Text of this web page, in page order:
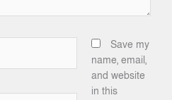
Save my
name, email,
and website
in this